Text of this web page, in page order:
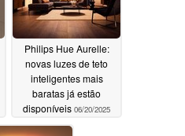
Philips Hue Aurelle:
novas luzes de teto
inteligentes mais
baratas já estão
disponíveis 06/20/2025